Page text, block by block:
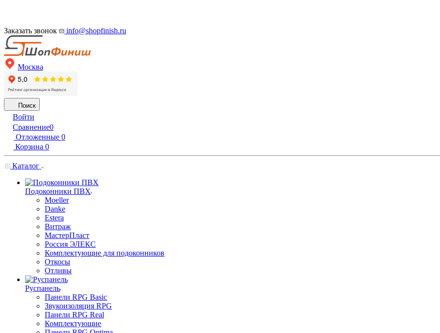
Заказать звонок info@shopfinish.ru
Москва
Поиск
Войти
Сравнение0
Отложенные 0
Корзина 0
Каталог
Подоконники ПВХ
Moeller
Danke
Estera
Витраж
МастерПласт
Россия ЭЛЕКС
Комплектующие для подоконников
Откосы
Отливы
Руспанель
Панели RPG Basic
Звукоизоляция RPG
Панели RPG Real
Комплектующие